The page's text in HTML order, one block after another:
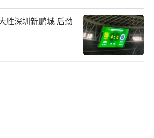
的周期也会拉长。（责任编辑：zx02
胜深圳新鹏城 后劲